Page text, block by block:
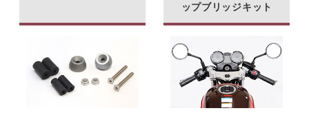
ップブリッジキット